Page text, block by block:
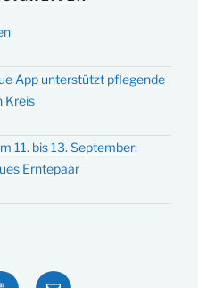
App unterstützt pflegende
Kreis
11. bis 13. September:
Erntepaar
E-